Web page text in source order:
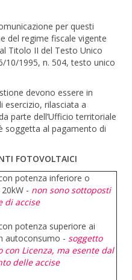
per questi
del regime fiscale vigente
Titolo II del Testo Unico
10/1995, n. 504, testo unico
devono essere in
esercizio, rilasciata a
parte dell’Ufficio territoriale
soggetta al pagamento di
FOTOVOLTAICI
potenza inferiore o
- non sono sottoposti
di accise
potenza superiore ai
autoconsumo - soggetto
con Licenza, ma esente dal
delle accise